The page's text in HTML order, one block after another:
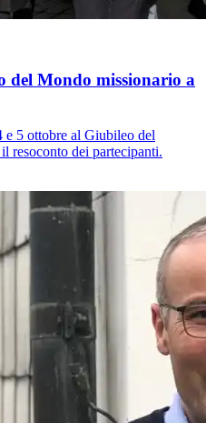
del Mondo missionario a
e 5 ottobre al Giubileo del
resoconto dei partecipanti.